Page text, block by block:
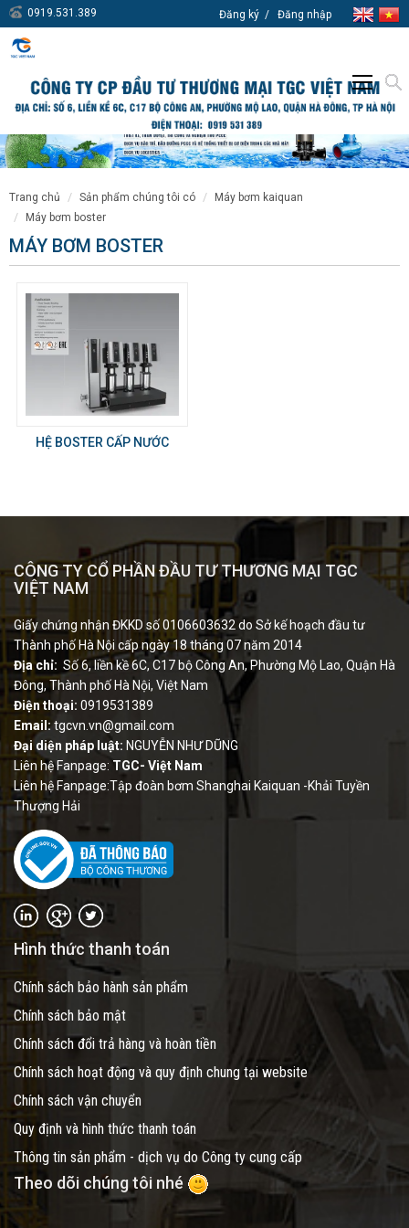
0919.531.389 Đăng ký Đăng nhập
trang chủ sản phẩm chúng tôi có
máy bơm kaiquan
máy bơm boster
MÁY BƠM BOSTER
HỆ BOSTER CẤP NƯỚC
CÔNG TY CỔ PHẦN ĐẦU TƯ THƯƠNG MẠI TGC
VIỆT NAM
Giấy chứng nhận ĐKKD số 0106603632 do Sở kế hoạch đầu tư
Thành phố Hà Nội cấp ngày 18 tháng 07 năm 2014
Địa chỉ: Số 6, liền kề 6C, C17 bộ Công An, Phường Mộ Lao, Quận Hà
Đông, Thành phố Hà Nội, Việt Nam
Điện thoại: 0919531389
Email:tgcvn.vn@gmail.com
Đại diện pháp luật: NGUYỄN NHƯ DŨNG
Liên hệ Fanpage: TGC- Việt Nam
Liên hệ Fanpage:Tập đoàn bơm Shanghai Kaiquan -Khải Tuyền
Thượng Hải
Hình thức thanh toán
Chính sách bảo hành sản phẩm
Chính sách bảo mật
Chính sách đổi trả hàng và hoàn tiền
Chính sách hoạt động và quy định chung tại website
Chính sách vận chuyển
Quy định và hình thức thanh toán
Thông tin sản phẩm - dịch vụ do Công ty cung cấp
Theo dõi chúng tôi nhé